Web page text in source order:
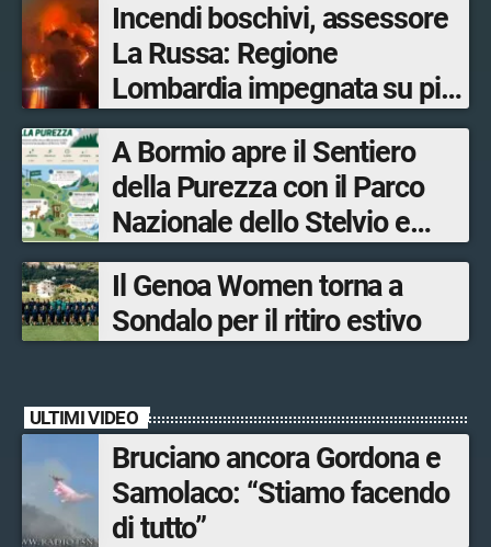
Incendi boschivi, assessore
La Russa: Regione
Lombardia impegnata su più
fronti, 48 volontari coinvolti
tra le province di Lecco,
Sondrio, Milano e Como
A Bormio apre il Sentiero
della Purezza con il Parco
Nazionale dello Stelvio e
Bormio Tourism
Il Genoa Women torna a
Sondalo per il ritiro estivo
ULTIMI VIDEO
Bruciano ancora Gordona e
Samolaco: “Stiamo facendo
di tutto”